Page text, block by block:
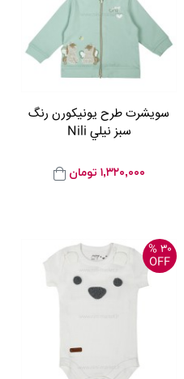
سويشرت طرح يونيکورن رنگ
سبز نيلي Nili
۱,۳۲۰,۰۰۰ تومان
۳۰ %
OFF